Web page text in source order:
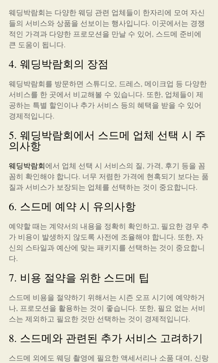
웨딩박람회는 다양한 웨딩 관련 업체들이 한자리에 모여 자신
들의 서비스와 상품을 선보이는 행사입니다. 이곳에서는 경쟁
적인 가격과 다양한 프로모션을 만날 수 있어, 스드메 준비에
큰 도움이 됩니다.
4. 웨딩박람회의 장점
웨딩박람회를 방문하면 스튜디오, 드레스, 메이크업 등 다양한
서비스를 한 곳에서 비교해볼 수 있습니다. 또한, 업체들이 제
공하는 특별 할인이나 추가 서비스 등의 혜택을 받을 수 있어
경제적입니다.
5. 웨딩박람회에서 스드메 업체 선택 시 주
의사항
웨딩박람회에서 업체 선택 시 서비스의 질, 가격, 후기 등을 꼼
꼼히 확인해야 합니다. 너무 저렴한 가격에 현혹되기 보다는 품
질과 서비스가 보장되는 업체를 선택하는 것이 중요합니다.
6. 스드메 예약 시 유의사항
예약할 때는 계약서의 내용을 정확히 확인하고, 필요한 경우 추
가 비용이 발생하지 않도록 사전에 조율해야 합니다. 또한, 자
신의 스타일과 예산에 맞는 패키지를 선택하는 것이 중요합니
다.
7. 비용 절약을 위한 스드메 팁
스드메 비용을 절약하기 위해서는 시즌 오프 시기에 예약하거
나, 프로모션을 활용하는 것이 좋습니다. 또한, 필요 없는 서비
스는 제외하고 필요한 것만 선택하는 것이 경제적입니다.
8. 스드메와 관련된 추가 서비스 고려하기
스드메 외에도 웨딩 촬영에 필요한 액세서리나 소품 대여, 신랑